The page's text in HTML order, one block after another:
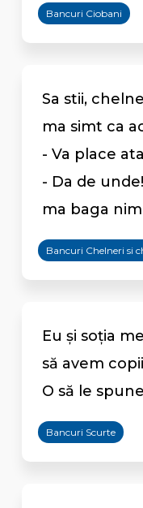
Bancuri Ciobani
Sa stii,
ma simt ca
- Va place
- Da de
ma baga
Bancuri Chelneri si
Eu și soția
să avem
O să le
Bancuri Scurte